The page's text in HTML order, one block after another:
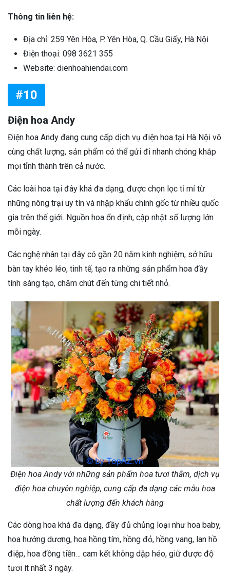
Thông tin liên hệ:
Địa chỉ: 259 Yên Hòa, P. Yên Hòa, Q. Cầu Giấy, Hà Nội
Điện thoại: 098 3621 355
Website: dienhoahiendai.com
#10
Điện hoa Andy
Điện hoa Andy đang cung cấp dịch vụ điện hoa tại Hà Nội vô
cùng chất lượng, sản phẩm có thể gửi đi nhanh chóng khắp
mọi tỉnh thành trên cả nước.
Các loài hoa tại đây khá đa dạng, được chọn lọc tỉ mỉ từ
những nông trại uy tín và nhập khẩu chính gốc từ nhiều quốc
gia trên thế giới. Nguồn hoa ổn định, cập nhật số lượng lớn
mỗi ngày.
Các nghệ nhân tại đây có gần 20 năm kinh nghiệm, sở hữu
bàn tay khéo léo, tinh tế, tạo ra những sản phẩm hoa đầy
tính sáng tạo, chăm chút đến từng chi tiết nhỏ.
Điện hoa Andy với những sản phẩm hoa tươi thắm, dịch vụ
điện hoa chuyên nghiệp, cung cấp đa dạng các mẫu hoa
chất lượng đến khách hàng
Các dòng hoa khá đa dạng, đầy đủ chủng loại như hoa baby,
hoa hướng dương, hoa hồng tím, hồng đỏ, hồng vang, lan hồ
điệp, hoa đồng tiền… cam kết không dập héo, giữ được độ
tươi ít nhất 3 ngày.